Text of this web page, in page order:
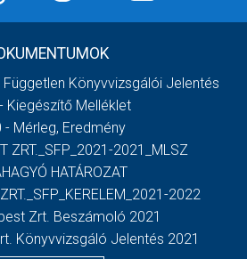
Könyvvizsgálói Jelentés
Kiegészítő Melléklet
- Mérleg, Eredmény
ZRT._SFP_2021-2021_MLSZ
HATÁROZAT
2022
Zrt. Beszámoló 2021
Könyvvizsgáló Jelentés 2021